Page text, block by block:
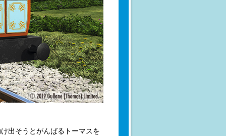
出そうとがんばるトーマスを